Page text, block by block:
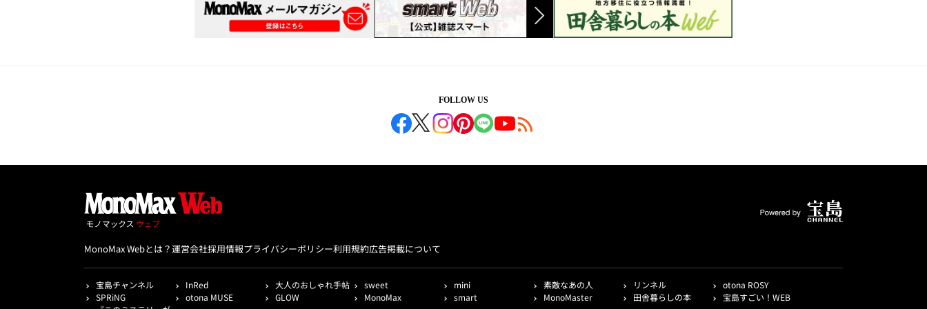
FOLLOW US
MonoMax Webとは？運営会社採用情報プライバシーポリシー利用規約広告掲載について
宝島チャンネル InRed 大人のおしゃれ手帖 sweet mini 素敵なあの人 リンネル
otona ROSY
SPRiNG
otona MUSE GLOW MonoMax smart MonoMaster 田舎暮らしの本
宝島すごい！WEB